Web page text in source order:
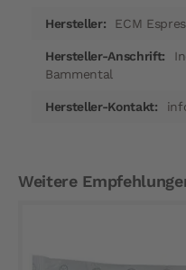
ECM
Bammental
Weitere